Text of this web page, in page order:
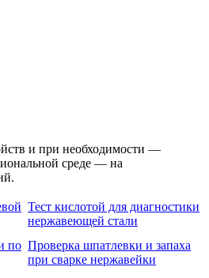
и при необходимости —
среде — на
Тест кислотой для диагностики
нержавеющей стали
по Проверка шпатлевки и запаха
при сварке нержавейки